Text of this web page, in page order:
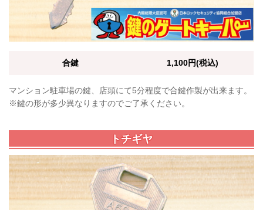
合鍵 1,100円(税込)
マンション駐車場の鍵、店頭にて5分程度で合鍵作製が出来ます。
※鍵の形が多少異なりますのでご了承ください。
トチギヤ